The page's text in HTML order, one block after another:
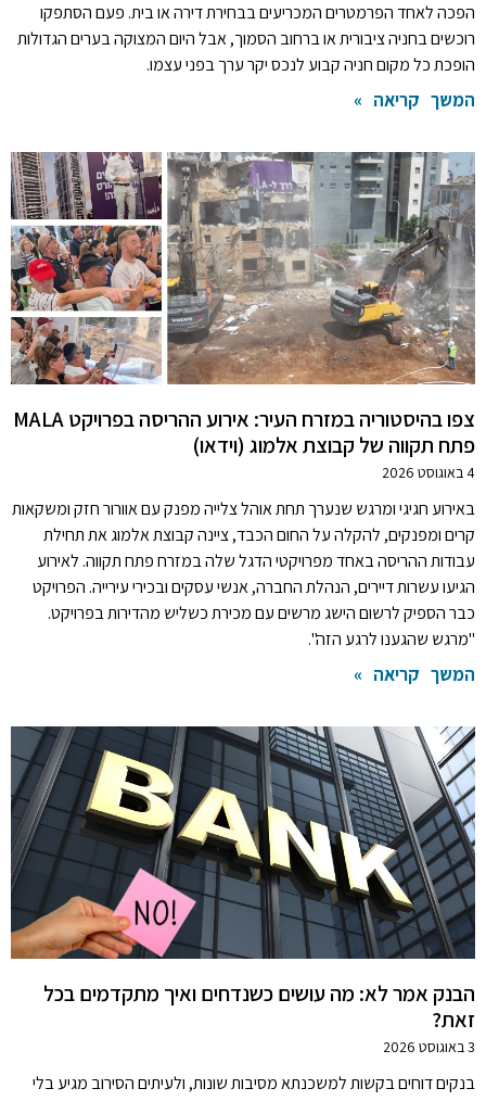
הפכה לאחד הפרמטרים המכריעים בבחירת דירה או בית. פעם הסתפקו
רוכשים בחניה ציבורית או ברחוב הסמוך, אבל היום המצוקה בערים הגדולות
הופכת כל מקום חניה קבוע לנכס יקר ערך בפני עצמו.
המשך קריאה »
צפו בהיסטוריה במזרח העיר: אירוע ההריסה בפרויקט MALA
פתח תקווה של קבוצת אלמוג (וידאו)
4 באוגוסט 2026
באירוע חגיגי ומרגש שנערך תחת אוהל צלייה מפנק עם אוורור חזק ומשקאות
קרים ומפנקים, להקלה על החום הכבד, ציינה קבוצת אלמוג את תחילת
עבודות ההריסה באחד מפרויקטי הדגל שלה במזרח פתח תקווה. לאירוע
הגיעו עשרות דיירים, הנהלת החברה, אנשי עסקים ובכירי עירייה. הפרויקט
כבר הספיק לרשום הישג מרשים עם מכירת כשליש מהדירות בפרויקט.
"מרגש שהגענו לרגע הזה".
המשך קריאה »
הבנק אמר לא: מה עושים כשנדחים ואיך מתקדמים בכל
זאת?
3 באוגוסט 2026
בנקים דוחים בקשות למשכנתא מסיבות שונות, ולעיתים הסירוב מגיע בלי